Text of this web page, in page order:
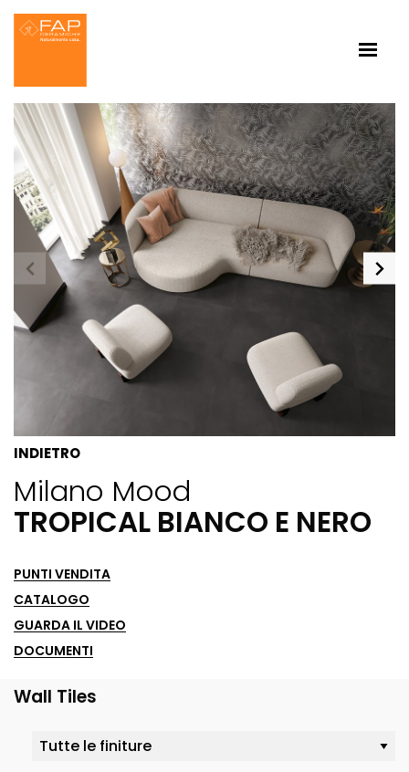
INDIETRO
Milano Mood
TROPICAL BIANCO E NERO
PUNTI VENDITA
CATALOGO
GUARDA IL VIDEO
DOCUMENTI
Wall Tiles